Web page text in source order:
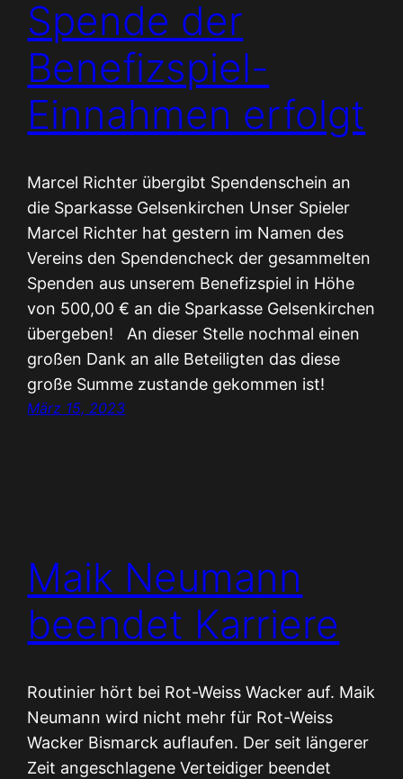
Spende der
Benefizspiel-
Einnahmen erfolgt
Marcel Richter übergibt Spendenschein an
die Sparkasse Gelsenkirchen Unser Spieler
Marcel Richter hat gestern im Namen des
Vereins den Spendencheck der gesammelten
Spenden aus unserem Benefizspiel in Höhe
von 500,00 € an die Sparkasse Gelsenkirchen
übergeben! An dieser Stelle nochmal einen
großen Dank an alle Beteiligten das diese
große Summe zustande gekommen ist!
März 15, 2023
Maik Neumann
beendet Karriere
Routinier hört bei Rot-Weiss Wacker auf. Maik
Neumann wird nicht mehr für Rot-Weiss
Wacker Bismarck auflaufen. Der seit längerer
Zeit angeschlagene Verteidiger beendet